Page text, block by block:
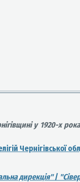
у 1920-х
Чернігівської
дирекція"/